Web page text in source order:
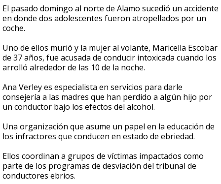
seconds
of
3
minutes,
seconds
El pasado domingo al norte de Alamo sucedió un accidente
en donde dos adolescentes fueron atropellados por un
coche.
Uno de ellos murió y la mujer al volante, Maricella Escobar
de 37 años, fue acusada de conducir intoxicada cuando los
arrolló alrededor de las 10 de la noche.
Ana Verley es especialista en servicios para darle
consejería a las madres que han perdido a algún hijo por
un conductor bajo los efectos del alcohol.
Una organización que asume un papel en la educación de
los infractores que conducen en estado de ebriedad.
Ellos coordinan a grupos de víctimas impactados como
parte de los programas de desviación del tribunal de
conductores ebrios.